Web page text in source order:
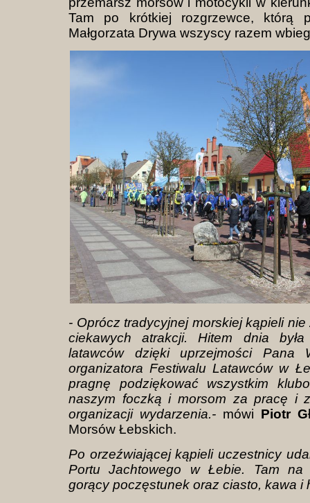
Tam po krótkiej rozgrzewce, którą
Małgorzata Drywa wszyscy razem
- Oprócz tradycyjnej morskiej kąpieli nie
ciekawych atrakcji. Hitem dnia
latawców dzięki uprzejmości Pana
organizatora Festiwalu Latawców w
pragnę podziękować wszystkim
naszym foczką i morsom za pracę i
organizacji wydarzenia.- mówi Piotr
Morsów Łebskich.
Po orzeźwiającej kąpieli uczestnicy
Portu Jachtowego w Łebie. Tam na
gorący poczęstunek oraz ciasto, kawa i